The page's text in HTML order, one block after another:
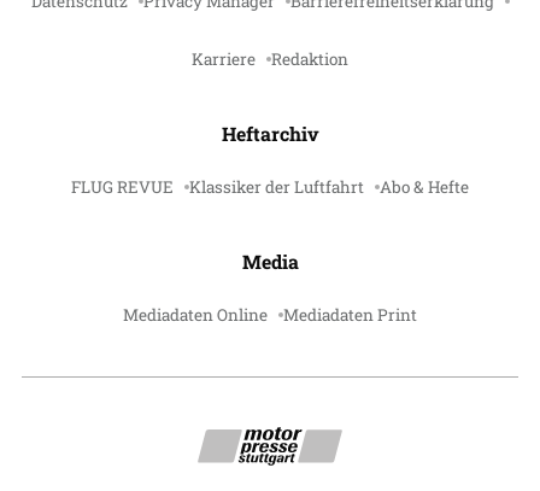
Karriere Redaktion
Heftarchiv
FLUG REVUE Klassiker der Luftfahrt Abo & Hefte
Media
Mediadaten Online Mediadaten Print